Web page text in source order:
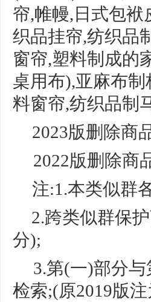
帘,帷幔,日式包袱
织品挂帘,纺织品
窗帘,塑料制成的
桌用布),亚麻布
料窗帘,纺织品制
2023版删除商
2022版删除商
注:1.本类似群
2.跨类似群保
分);
3.第(一)部分
检索;(原2019版